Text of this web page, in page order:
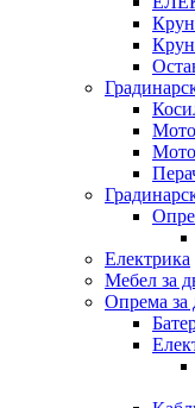
Електрика
Мебел за
Опрема за